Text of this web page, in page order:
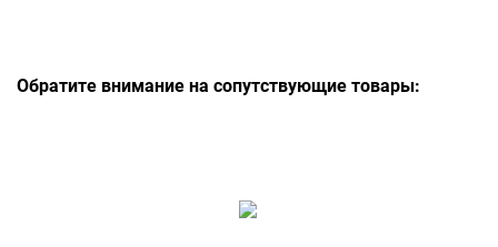
Обратите внимание на сопутствующие товары: